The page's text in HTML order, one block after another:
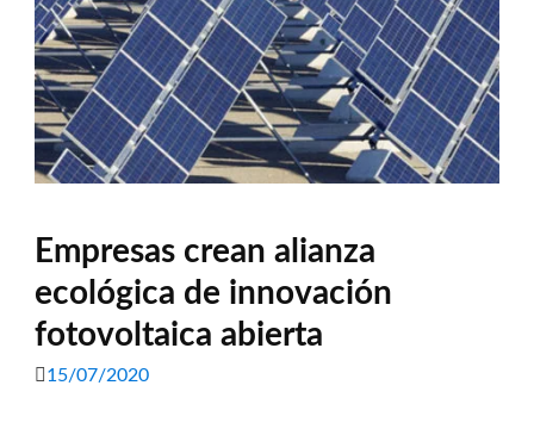
Empresas crean alianza
ecológica de innovación
fotovoltaica abierta
15/07/2020